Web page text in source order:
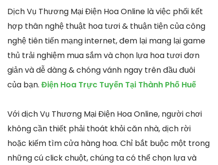
Dịch Vụ Thương Mại Điện Hoa Online là việc phối kết
hợp thân nghệ thuật hoa tươi & thuận tiện của công
nghệ tiên tiến mạng internet, đem lại mang lại game
thủ trải nghiệm mua sắm và chọn lựa hoa tươi đơn
giản và dễ dàng & chóng vánh ngay trên đầu đuôi
của bạn. Điện Hoa Trực Tuyến Tại Thành Phố Huế
Với dịch Vụ Thương Mại Điện Hoa Online, người chơi
không cần thiết phải thoát khỏi căn nhà, dịch rời
hoặc kiếm tìm cửa hàng hoa. Chỉ bắt buộc một trong
những cú click chuột, chúng ta có thể chọn lựa và